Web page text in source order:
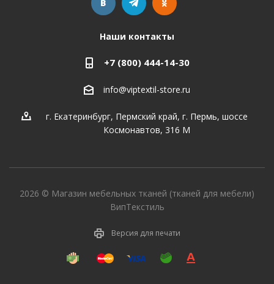
Наши контакты
+7 (800) 444-14-30
info@viptextil-store.ru
г. Екатеринбург, Пермский край, г. Пермь, шоссе
Космонавтов, 316 М
2026 © Магазин мебельных тканей (тканей для мебели)
ВипТекстиль
Версия для печати